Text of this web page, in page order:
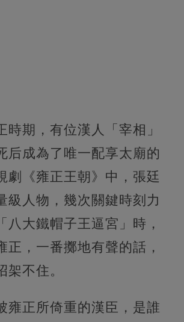
時期，有位漢人「宰相」
后成為了唯一配享太廟的
劇《雍正王朝》中，張廷
級人物，幾次關鍵時刻力
八大鐵帽子王逼宮」時，
正，一番擲地有聲的話，
架不住。
雍正所倚重的漢臣，是誰